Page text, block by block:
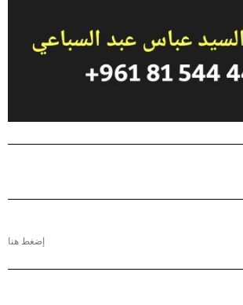
إضغط هنا